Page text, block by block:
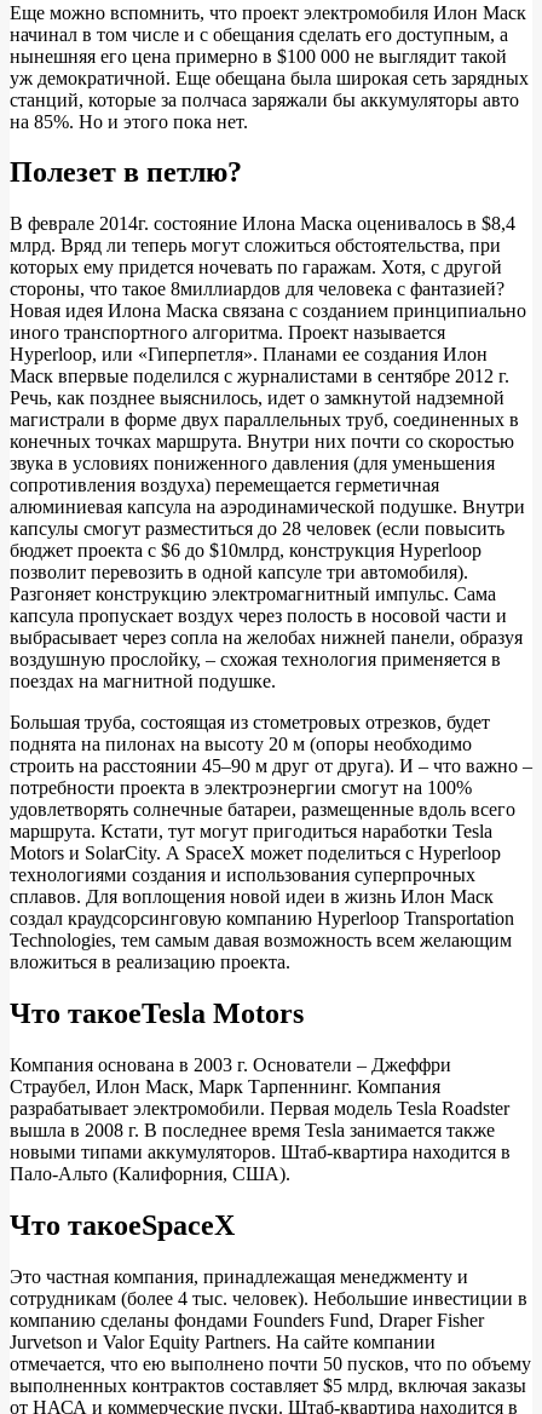
Еще можно вспомнить, что проект электромобиля Илон Маск
начинал в том числе и с обещания сделать его доступным, а
нынешняя его цена примерно в $100 000 не выглядит такой
уж демократичной. Еще обещана была широкая сеть зарядных
станций, которые за полчаса заряжали бы аккумуляторы авто
на 85%. Но и этого пока нет.
Полезет в петлю?
В феврале 2014г. состояние Илона Маска оценивалось в $8,4
млрд. Вряд ли теперь могут сложиться обстоятельства, при
которых ему придется ночевать по гаражам. Хотя, с другой
стороны, что такое 8миллиардов для человека с фантазией?
Новая идея Илона Маска связана с созданием принципиально
иного транспортного алгоритма. Проект называется
Hyperloop, или «Гиперпетля». Планами ее создания Илон
Маск впервые поделился с журналистами в сентябре 2012 г.
Речь, как позднее выяснилось, идет о замкнутой надземной
магистрали в форме двух параллельных труб, соединенных в
конечных точках маршрута. Внутри них почти со скоростью
звука в условиях пониженного давления (для уменьшения
сопротивления воздуха) перемещается герметичная
алюминиевая капсула на аэродинамической подушке. Внутри
капсулы смогут разместиться до 28 человек (если повысить
бюджет проекта с $6 до $10млрд, конструкция Hyperloop
позволит перевозить в одной капсуле три автомобиля).
Разгоняет конструкцию электромагнитный импульс. Сама
капсула пропускает воздух через полость в носовой части и
выбрасывает через сопла на желобах нижней панели, образуя
воздушную прослойку, – схожая технология применяется в
поездах на магнитной подушке.
Большая труба, состоящая из стометровых отрезков, будет
поднята на пилонах на высоту 20 м (опоры необходимо
строить на расстоянии 45–90 м друг от друга). И – что важно –
потребности проекта в электроэнергии смогут на 100%
удовлетворять солнечные батареи, размещенные вдоль всего
маршрута. Кстати, тут могут пригодиться наработки Tesla
Motors и SolarCity. А SpaceX может поделиться с Hyperloop
технологиями создания и использования суперпрочных
сплавов. Для воплощения новой идеи в жизнь Илон Маск
создал краудсорсинговую компанию Hyperloop Transportation
Technologies, тем самым давая возможность всем желающим
вложиться в реализацию проекта.
Что такоеTesla Motors
Компания основана в 2003 г. Основатели – Джеффри
Страубел, Илон Маск, Марк Тарпеннинг. Компания
разрабатывает электромобили. Первая модель Tesla Roadster
вышла в 2008 г. В последнее время Tesla занимается также
новыми типами аккумуляторов. Штаб-квартира находится в
Пало-Альто (Калифорния, США).
Что такоеSpaceX
Это частная компания, принадлежащая менеджменту и
сотрудникам (более 4 тыс. человек). Небольшие инвестиции в
компанию сделаны фондами Founders Fund, Draper Fisher
Jurvetson и Valor Equity Partners. На сайте компании
отмечается, что ею выполнено почти 50 пусков, что по объему
выполненных контрактов составляет $5 млрд, включая заказы
от НАСА и коммерческие пуски. Штаб-квартира находится в